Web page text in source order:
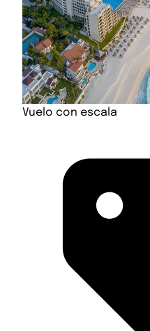
Vuelo con escala